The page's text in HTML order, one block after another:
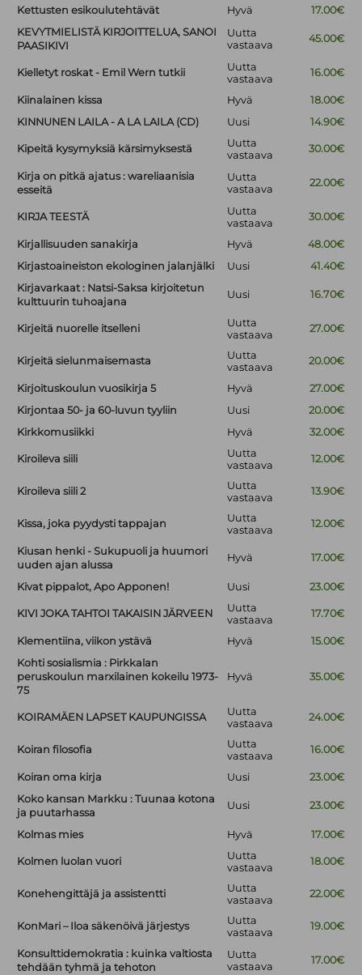
Kettusten esikoulutehtävät Hyvä
17.00€
KEVYTMIELISTÄ KIRJOITTELUA, SANOI
PAASIKIVI
Uutta
vastaava
45.00€
Kielletyt roskat - Emil Wern tutkii
Uutta
vastaava
16.00€
Kiinalainen kissa Hyvä
18.00€
KINNUNEN LAILA - A LA LAILA (CD)
Uusi 14.90€
Kipeitä kysymyksiä kärsimyksestä
Uutta
vastaava
30.00€
Kirja on pitkä ajatus : wareliaanisia
esseitä
Uutta
vastaava
22.00€
KIRJA TEESTÄ
Uutta
vastaava
30.00€
Kirjallisuuden sanakirja Hyvä
48.00€
Kirjastoaineiston ekologinen jalanjälki
Uusi
41.40€
Kirjavarkaat : Natsi-Saksa kirjoitetun
kulttuurin tuhoajana
Uusi 16.70€
Kirjeitä nuorelle itselleni
Uutta
vastaava
27.00€
Kirjeitä sielunmaisemasta
Uutta
vastaava
20.00€
Kirjoituskoulun vuosikirja 5 Hyvä
27.00€
Kirjontaa 50- ja 60-luvun tyyliin
Uusi
20.00€
Kirkkomusiikki
Hyvä 32.00€
Kiroileva siili
Uutta
vastaava
12.00€
Kiroileva siili 2
Uutta
vastaava
13.90€
Kissa, joka pyydysti tappajan
Uutta
vastaava
12.00€
Kiusan henki - Sukupuoli ja huumori
uuden ajan alussa
Hyvä 17.00€
Kivat pippalot, Apo Apponen! Uusi 23.00€
KIVI JOKA TAHTOI TAKAISIN JÄRVEEN
Uutta
vastaava
17.70€
Klementiina, viikon ystävä Hyvä
15.00€
Kohti sosialismia : Pirkkalan
peruskoulun marxilainen kokeilu 1973-
75
Hyvä 35.00€
KOIRAMÄEN LAPSET KAUPUNGISSA
Uutta
vastaava
24.00€
Koiran filosofia
Uutta
vastaava
16.00€
Koiran oma kirja Uusi
23.00€
Koko kansan Markku : Tuunaa kotona
ja puutarhassa
Uusi 23.00€
Kolmas mies Hyvä 17.00€
Kolmen luolan vuori
Uutta
vastaava
18.00€
Konehengittäjä ja assistentti
Uutta
vastaava
22.00€
KonMari – Iloa säkenöivä järjestys
Uutta
vastaava
19.00€
Konsulttidemokratia : kuinka valtiosta
tehdään tyhmä ja tehoton
Uutta
vastaava
17.00€